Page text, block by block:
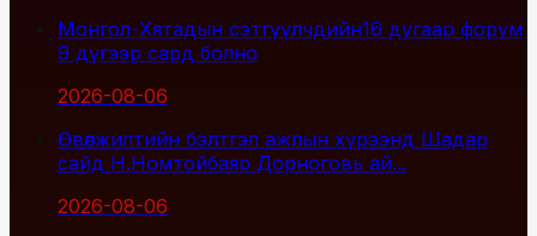
Монгол-Хятадын сэтгүүлчдийн16 дугаар форум
9 дүгээр сард болно
2026-08-06
Өвөлжилтийн бэлтгэл ажлын хүрээнд Шадар
сайд Н.Номтойбаяр Дорноговь ай...
2026-08-06